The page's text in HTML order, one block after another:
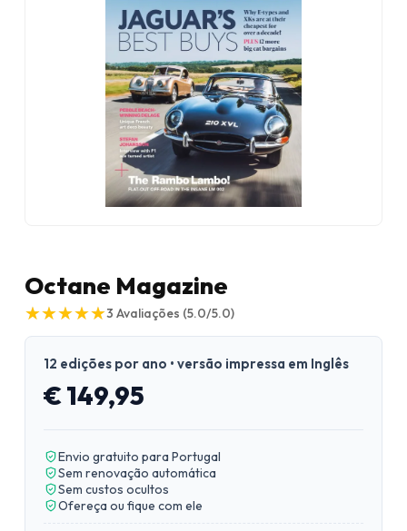
Octane Magazine
★
★★
★★
★★
★★
★3 Avaliações (5.0/5.0)
12 edições por ano • versão impressa em Inglês
€ 149,95
Envio gratuito para Portugal
Sem renovação automática
Sem custos ocultos
Ofereça ou fique com ele